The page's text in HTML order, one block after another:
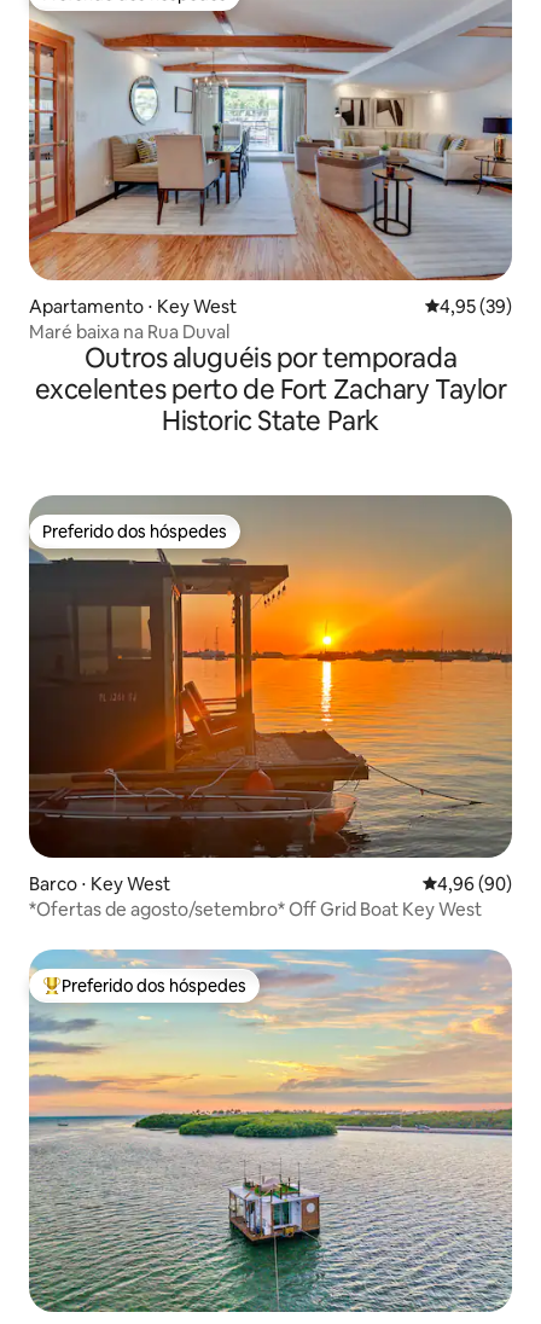
Preferido dos hóspedes
Apartamento ⋅ Key West 4,95 de uma
4,95 (39)
Maré baixa na Rua Duval
Outros aluguéis por temporada
excelentes perto de Fort Zachary Taylor
Historic State Park
Preferido dos hóspedes
Preferido dos hóspedes
Barco ⋅ Key West 4,96 de uma
4,96 (90)
*Ofertas de agosto/setembro* Off Grid Boat Key West
Entre os melhores preferidos dos hóspedes
Preferido dos hóspedes